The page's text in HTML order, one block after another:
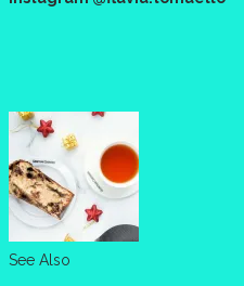
See Also